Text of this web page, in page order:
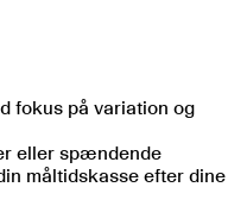
fokus på variation og
eller spændende
måltidskasse efter dine